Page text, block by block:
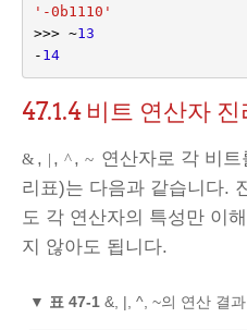
'-0b1110'
>>> ~13
- 14
47.1.4 비트 연산자 진
& , | , ^, ~ 연산자로 각 비
리표)는 다음과 같습니다.
도 각 연산자의 특성만 이
지 않아도 됩니다.
▼ 표 47-1&, |, ^, ~의 연산 결과